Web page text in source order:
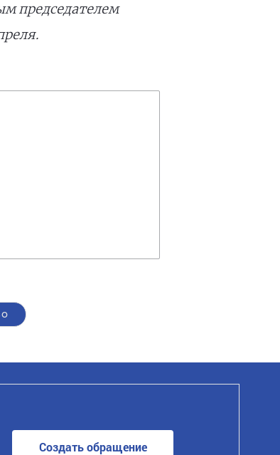
председателем
Создать обращение